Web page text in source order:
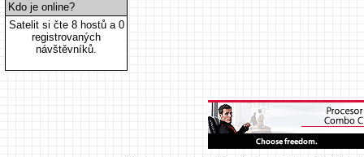
Kdo je online?
Satelit si čte 8 hostů a 0
registrovaných
návštěvníků.